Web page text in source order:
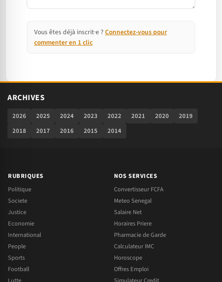
Vous êtes déjà inscrit·e ? Connectez-vous pour
commenter en 1 clic
ARCHIVES
2026 2025 2024 2023 2022 2021 2020
2019
2018
2017 2016 2015 2014
RUBRIQUES
Politique
Societe
Justice
Economie
International
People
Sports
Football
NOS SERVICES
Convertisseur FCFA
Meteo Senegal
Salaire Net
Horaires Priere
Pharmacie de Garde
Calculateur IMC
Horoscope
Offres Emploi